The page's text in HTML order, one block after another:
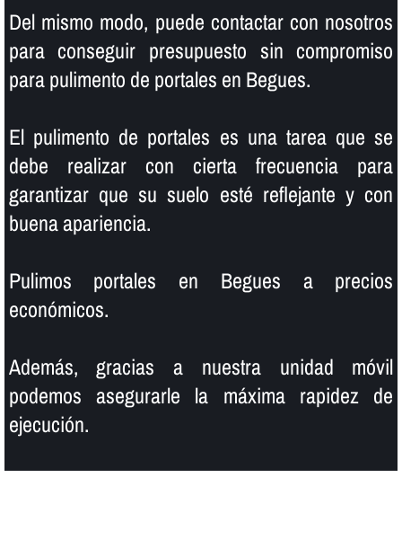
Del mismo modo, puede contactar con nosotros
para conseguir presupuesto sin compromiso
para pulimento de portales en Begues.
El pulimento de portales es una tarea que se
debe realizar con cierta frecuencia para
garantizar que su suelo esté reflejante y con
buena apariencia.
Pulimos portales en Begues a precios
económicos.
Además, gracias a nuestra unidad móvil
podemos asegurarle la máxima rapidez de
ejecución.